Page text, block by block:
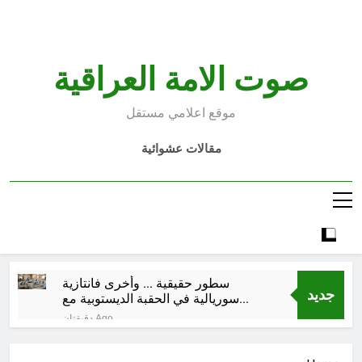
صوت الامة العراقية
موقع اعلامي مستقل
مقالات عشوائية
جديد
سطور حقيقية … وأخرى فانتازية
سوريالية في الحقبة الديستوبية مع
دقيقتان Ago